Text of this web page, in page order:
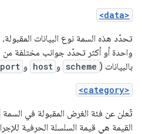
<data>
تحدّد هذه السمة نوع البيانات
بالبيانات ( scheme و host و port
<category>
تُعلن عن فئة الغرض المقبولة في السمة
القيمة هي قيمة السلسلة الحرفية